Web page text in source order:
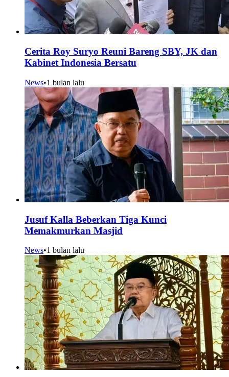
Cerita Roy Suryo Reuni Bareng SBY, JK dan
Kabinet Indonesia Bersatu
News•1 bulan lalu
Jusuf Kalla Beberkan Tiga Kunci
Memakmurkan Masjid
News•1 bulan lalu